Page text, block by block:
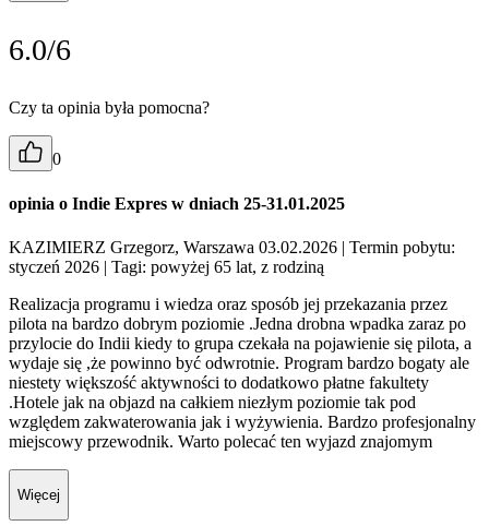
6.0/6
Czy ta opinia była pomocna?
0
opinia o Indie Expres w dniach 25-31.01.2025
KAZIMIERZ Grzegorz, Warszawa 03.02.2026 | Termin pobytu:
styczeń 2026 | Tagi: powyżej 65 lat, z rodziną
Realizacja programu i wiedza oraz sposób jej przekazania przez
pilota na bardzo dobrym poziomie .Jedna drobna wpadka zaraz po
przylocie do Indii kiedy to grupa czekała na pojawienie się pilota, a
wydaje się ,że powinno być odwrotnie. Program bardzo bogaty ale
niestety większość aktywności to dodatkowo płatne fakultety
.Hotele jak na objazd na całkiem niezłym poziomie tak pod
względem zakwaterowania jak i wyżywienia. Bardzo profesjonalny
miejscowy przewodnik. Warto polecać ten wyjazd znajomym
Więcej